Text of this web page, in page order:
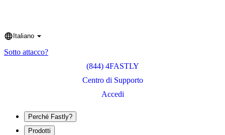
Language
Italiano
Sotto attacco?
(844) 4FASTLY
Centro di Supporto
Accedi
Perché Fastly?
Prodotti